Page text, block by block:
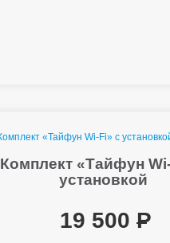
Комплект «Тайфун
установкой
19 500